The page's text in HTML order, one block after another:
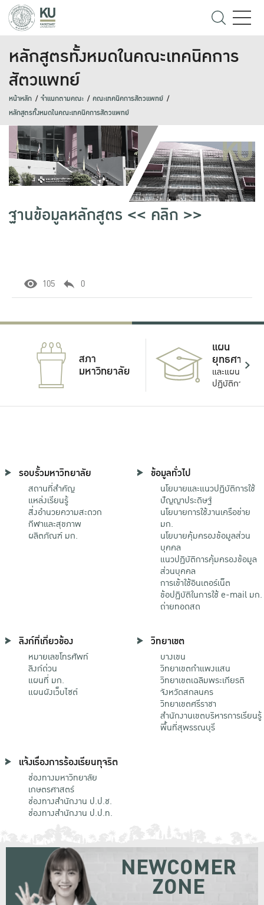
หลักสูตรทั้งหมดในคณะเทคนิคการ
สัตวแพทย์
หน้าหลัก จำแนกตามคณะ
คณะเทคนิคการสัตวแพทย์
หลักสูตรทั้งหมดในคณะเทคนิคการสัตวแพทย์
ฐานข้อมูลหลักสูตร << คลิก >>
105 0
สภา
มหาวิทยาลัย
แผน
ยุทธศาสตร์
และแผน
ปฏิบัติการ
รอบรั้วมหาวิทยาลัย
สถานที่สำคัญ
แหล่งเรียนรู้
สิ่งอำนวยความสะดวก
กีฬาและสุขภาพ
ผลิตภัณฑ์ มก.
ข้อมูลทั่วไป
นโยบายและแนวปฏิบัติการใช้
ปัญญาประดิษฐ์
นโยบายการใช้งานเครือข่าย
มก.
นโยบายคุ้มครองข้อมูลส่วน
บุคคล
แนวปฏิบัติการคุ้มครองข้อมูล
ส่วนบุคคล
การเข้าใช้อินเตอร์เน็ต
ข้อปฏิบัติในการใช้ e-mail มก.
ถ่ายทอดสด
ลิงก์ที่เกี่ยวข้อง
หมายเลขโทรศัพท์
ลิงก์ด่วน
แผนที่ มก.
แผนผังเว็บไซต์
วิทยาเขต
บางเขน
วิทยาเขตกําแพงแสน
วิทยาเขตเฉลิมพระเกียรติ
จังหวัดสกลนคร
วิทยาเขตศรีราชา
สำนักงานเขตบริหารการเรียนรู้
พื้นที่สุพรรณบุรี
แจ้งเรื่องการร้องเรียนทุจริต
ช่องทางมหาวิทยาลัย
เกษตรศาสตร์
ช่องทางสำนักงาน ป.ป.ช.
ช่องทางสำนักงาน ป.ป.ท.
NEWCOMER
ZONE